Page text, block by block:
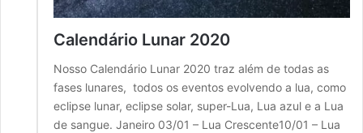
Calendário Lunar 2020
Nosso Calendário Lunar 2020 traz além de todas as
fases lunares, todos os eventos evolvendo a lua, como
eclipse lunar, eclipse solar, super-Lua, Lua azul e a Lua
de sangue. Janeiro 03/01 – Lua Crescente10/01 – Lua